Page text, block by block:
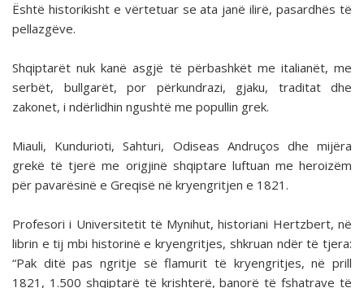
Është historikisht e vërtetuar se ata janë ilirë, pasardhës të
pellazgëve.
Shqiptarët nuk kanë asgjë të përbashkët me italianët, me
serbët, bullgarët, por përkundrazi, gjaku, traditat dhe
zakonet, i ndërlidhin ngushtë me popullin grek.
Miauli, Kundurioti, Sahturi, Odiseas Andruços dhe mijëra
grekë të tjerë me origjinë shqiptare luftuan me heroizëm
për pavarësinë e Greqisë në kryengritjen e 1821.
Profesori i Universitetit të Mynihut, historiani Hertzbert, në
librin e tij mbi historinë e kryengritjes, shkruan ndër të tjera:
“Pak ditë pas ngritje së flamurit të kryengritjes, në prill
1821, 1.500 shqiptarë të krishterë, banorë të fshatrave të